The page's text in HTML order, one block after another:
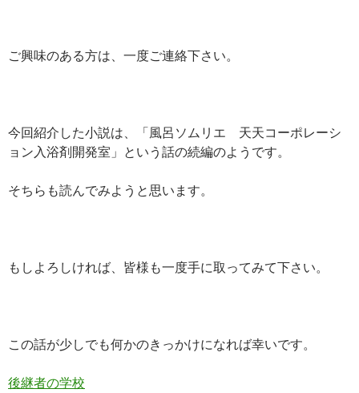
ご興味のある方は、一度ご連絡下さい。
今回紹介した小説は、「風呂ソムリエ 天天コーポレーシ
ョン入浴剤開発室」という話の続編のようです。
そちらも読んでみようと思います。
もしよろしければ、皆様も一度手に取ってみて下さい。
この話が少しでも何かのきっかけになれば幸いです。
後継者の学校